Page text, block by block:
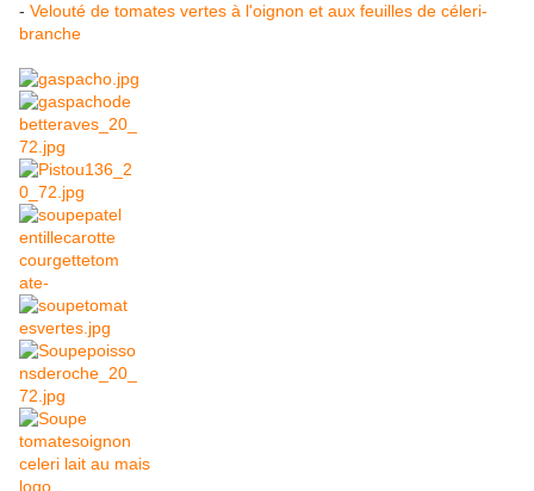
- Velouté de tomates vertes à l'oignon et aux feuilles de céleri-
branche